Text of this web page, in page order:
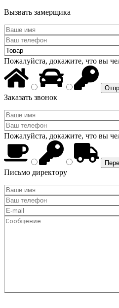
Вызвать замерщика
Пожалуйста, докажите, что вы
Заказать звонок
Пожалуйста, докажите, что вы
Письмо директору